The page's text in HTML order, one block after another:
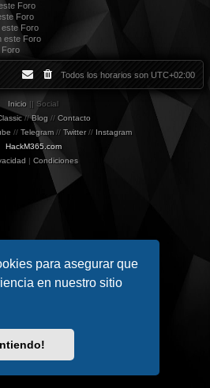
para asegurar que
en nuestro sitio
Foro
Foro
Foro
este Foro
Foro
Todos los horarios son UTC+02:00
Inicio || Social
//Blog // Contacto
// Telegram // Twitter// Instagram
HackM365.com
| Condiciones